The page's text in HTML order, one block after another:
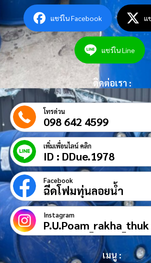
เมนู :
ติดต่อเรา :
โทรด่วน
098 642 4599
เพิ่มเพื่อนไลน์ คลิก
ID : DDue.1978
Facebook
ฉีดโฟมทุ่นลอยน้ำ
Instagram
P.U.Poam_rakha_thuk
แชร์ใน Facebook แ
แชร์ใน Line